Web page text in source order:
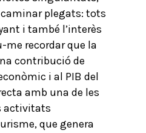
plegats: tots
i també l’interès
me recordar que la
contribució de
i al PIB del
amb una de les
activitats
que genera